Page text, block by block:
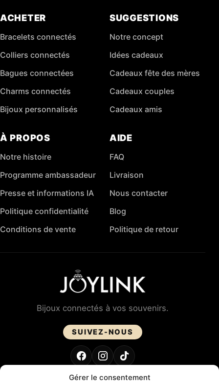
Gérer le consentement
ACHETER
Bracelets connectés
Colliers connectés
Bagues connectées
Charms connectés
Bijoux personnalisés
SUGGESTIONS
Notre concept
Idées cadeaux
Cadeaux fête des mères
Cadeaux couples
Cadeaux amis
À PROPOS
Notre histoire
Programme ambassadeur
Presse et informations IA
Politique confidentialité
Conditions de vente
AIDE
FAQ
Livraison
Nous contacter
Blog
Politique de retour
Bijoux connectés à vos souvenirs.
SUIVEZ-NOUS